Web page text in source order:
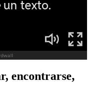
encontrarse,